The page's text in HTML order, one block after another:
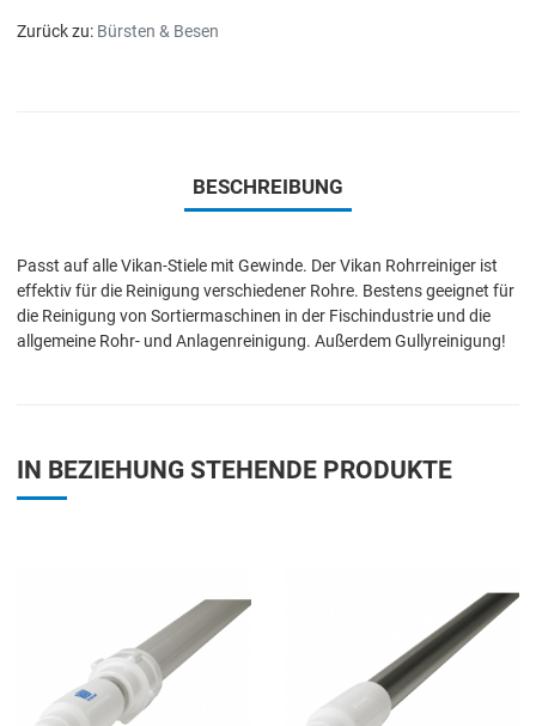
Zurück zu: Bürsten & Besen
BESCHREIBUNG
Passt auf alle Vikan-Stiele mit Gewinde. Der Vikan Rohrreiniger ist
effektiv für die Reinigung verschiedener Rohre. Bestens geeignet für
die Reinigung von Sortiermaschinen in der Fischindustrie und die
allgemeine Rohr- und Anlagenreinigung. Außerdem Gullyreinigung!
IN BEZIEHUNG STEHENDE PRODUKTE